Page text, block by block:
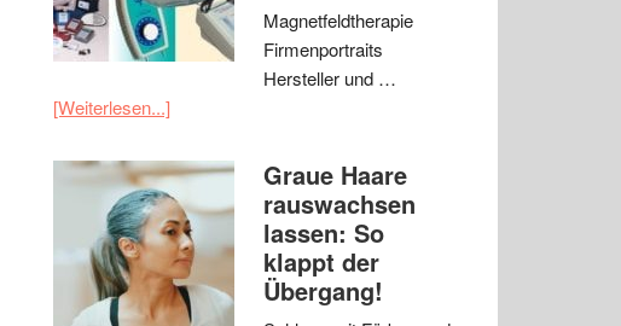
Magnetfeldtherapie
Firmenportraits
Hersteller und …
[Weiterlesen...]
Graue Haare
rauswachsen
lassen: So
klappt der
Übergang!